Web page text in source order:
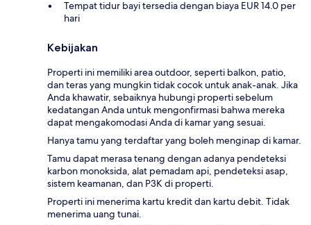
Tempat tidur bayi tersedia dengan biaya EUR 14.0 per
hari
Kebijakan
Properti ini memiliki area outdoor, seperti balkon, patio,
dan teras yang mungkin tidak cocok untuk anak-anak. Jika
Anda khawatir, sebaiknya hubungi properti sebelum
kedatangan Anda untuk mengonfirmasi bahwa mereka
dapat mengakomodasi Anda di kamar yang sesuai.
Hanya tamu yang terdaftar yang boleh menginap di kamar.
Tamu dapat merasa tenang dengan adanya pendeteksi
karbon monoksida, alat pemadam api, pendeteksi asap,
sistem keamanan, dan P3K di properti.
Properti ini menerima kartu kredit dan kartu debit. Tidak
menerima uang tunai.